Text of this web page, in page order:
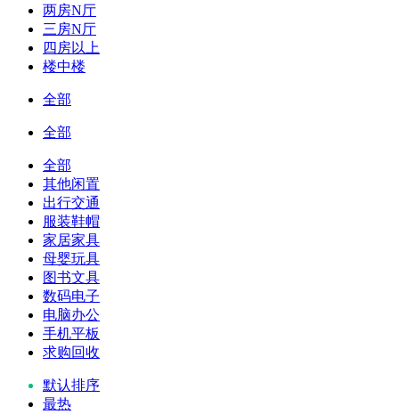
两房N厅
三房N厅
四房以上
楼中楼
全部
全部
全部
其他闲置
出行交通
服装鞋帽
家居家具
母婴玩具
图书文具
数码电子
电脑办公
手机平板
求购回收
默认排序
最热